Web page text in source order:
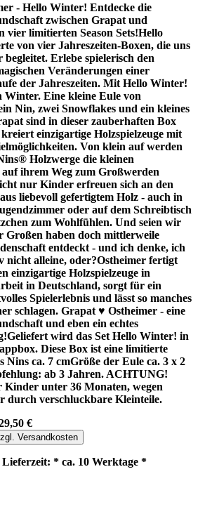
- Hello Winter! Entdecke die
zwischen Grapat und
vier limitierten Season Sets!Hello
von vier Jahreszeiten-Boxen, die uns
Erlebe spielerisch den
Veränderungen einer
der Jahreszeiten. Mit Hello Winter!
Winter. Eine kleine Eule von
Nin, zwei Snowflakes und ein kleines
sind in dieser zauberhaften Box
einzigartige Holzspielzeuge mit
Von klein auf werden
Holzwerge die kleinen
auf ihrem Weg zum Großwerden
nur Kinder erfreuen sich an den
liebevoll gefertigtem Holz - auch in
oder auf dem Schreibtisch
zum Wohlfühlen. Und seien wir
Großen haben doch mittlerweile
entdeckt - und ich denke, ich
nicht alleine, oder?Ostheimer fertigt
einzigartige Holzspielzeuge in
in Deutschland, sorgt für ein
Spielerlebnis und lässt so manches
schlagen. Grapat ♥ Ostheimer - eine
und eben ein echtes
wird das Set Hello Winter! in
Diese Box ist eine limitierte
Nins ca. 7 cmGröße der Eule ca. 3 x 2
ab 3 Jahren. ACHTUNG!
Kinder unter 36 Monaten, wegen
durch verschluckbare Kleinteile.
€
Versandkosten
* ca. 10 Werktage *